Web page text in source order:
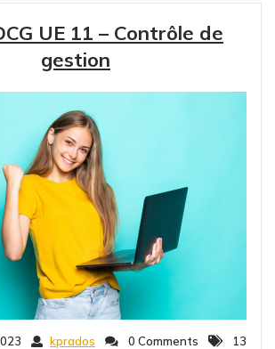
UE 11 – Contrôle de
gestion
kprados 0 Comments
13